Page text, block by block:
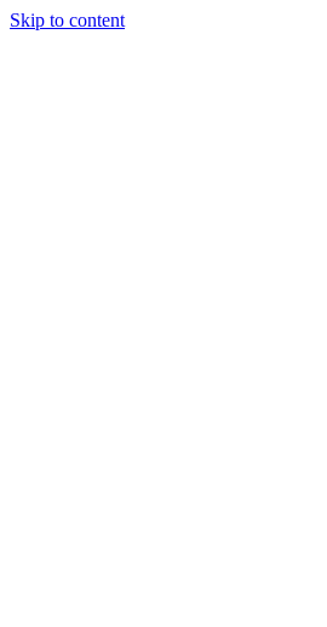
Skip to content